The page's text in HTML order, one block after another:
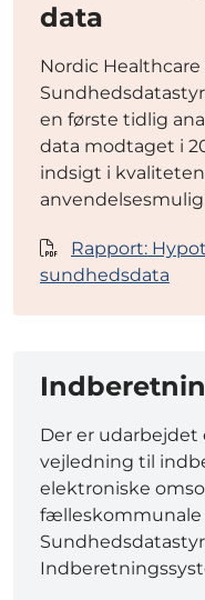
data
Nordic
en første tidlig
data modtaget i
indsigt i
Rapport:
sundhedsdata
Der er udarbejdet
vejledning til
elektroniske
fælleskommunale